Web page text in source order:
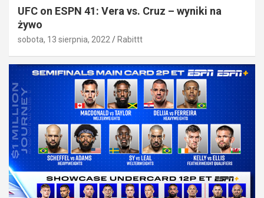
UFC on ESPN 41: Vera vs. Cruz – wyniki na
żywo
sobota, 13 sierpnia, 2022 Rabittt